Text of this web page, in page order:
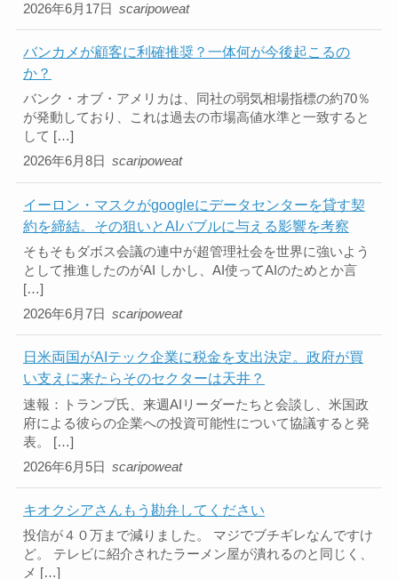
2026年6月17日
scaripoweat
バンカメが顧客に利確推奨？一体何が今後起こるの
か？
2026年6月8日
バンク・オブ・アメリカは、同社の弱気相場指標の約70％
が発動しており、これは過去の市場高値水準と一致すると
して […]
scaripoweat
イーロン・マスクがgoogleにデータセンターを貸す契
約を締結。その狙いとAIバブルに与える影響を考察
2026年6月7日
そもそもダボス会議の連中が超管理社会を世界に強いよう
として推進したのがAI しかし、AI使ってAIのためとか言
[…]
scaripoweat
日米両国がAIテック企業に税金を支出決定。政府が買
い支えに来たらそのセクターは天井？
2026年6月5日
速報：トランプ氏、来週AIリーダーたちと会談し、米国政
府による彼らの企業への投資可能性について協議すると発
表。 […]
scaripoweat
キオクシアさんもう勘弁してください
投信が４０万まで減りました。 マジでブチギレなんですけ
ど。 テレビに紹介されたラーメン屋が潰れるのと同じく、
メ […]